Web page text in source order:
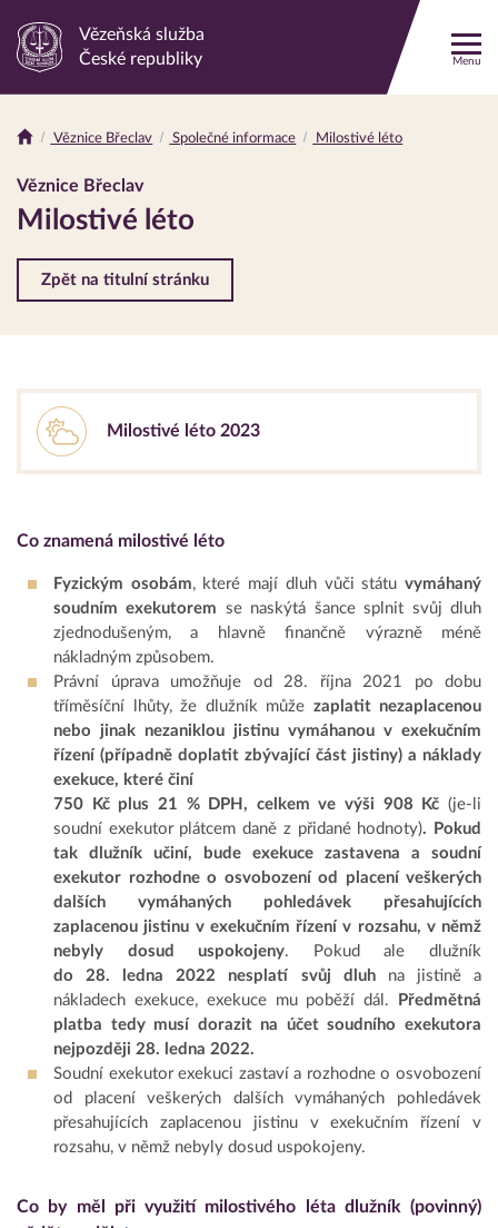
Odkaz
stránku
Vězeňská služba
České republiky
Menu
Drobečková
navigace
Věznice Břeclav Společné informace Milostivé léto
Věznice Břeclav
Milostivé léto
Zpět na titulní stránku
Milostivé léto 2023
Co znamená milostivé léto
Fyzickým osobám, které mají dluh vůči státuvymáhaný
soudním exekutorem se naskýtá šance splnit svůj dluh
zjednodušeným, a hlavně finančně výrazně méně
nákladným způsobem.
Právní úprava umožňuje od 28. října 2021 po dobu
tříměsíční lhůty, že dlužník může zaplatit nezaplacenou
nebo jinak nezaniklou jistinu vymáhanou v exekučním
řízení (případně doplatit zbývající část jistiny) a náklady
exekuce, které činí
750 Kč plus 21 % DPH, celkem ve výši 908 Kč (je-li
soudní exekutor plátcem daně z přidané hodnoty). Pokud
tak dlužník učiní, bude exekuce zastavena a soudní
exekutor rozhodne o osvobození od placení veškerých
dalších vymáhaných pohledávek přesahujících
zaplacenou jistinu v exekučním řízení v rozsahu, v němž
nebyly dosud uspokojeny. Pokud ale dlužník
do 28. ledna 2022 nesplatí svůj dluhna jistině a
nákladech exekuce, exekuce mu poběží dál.
Předmětná
platba tedy musí dorazit na účet soudního exekutora
nejpozději 28. ledna 2022.
Soudní exekutor exekuci zastaví a rozhodne o osvobození
od placení veškerých dalších vymáhaných pohledávek
přesahujících zaplacenou jistinu v exekučním řízení v
rozsahu, v němž nebyly dosud uspokojeny.
Co by měl při využití milostivého léta dlužník (povinný)